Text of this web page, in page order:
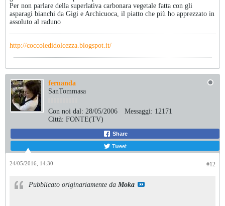
Per non parlare della superlativa carbonara vegetale fatta con gli
asparagi bianchi da Gigi e Archicuoca, il piatto che più ho apprezzato in
assoluto al raduno
http://coccoledidolcezza.blogspot.it/
fernanda
SanTommasa
Con noi dal: 28/05/2006 Messaggi: 12171
Città: FONTE(TV)
Share
Tweet
#12
24/05/2016, 14:30
Pubblicato originariamente da Moka